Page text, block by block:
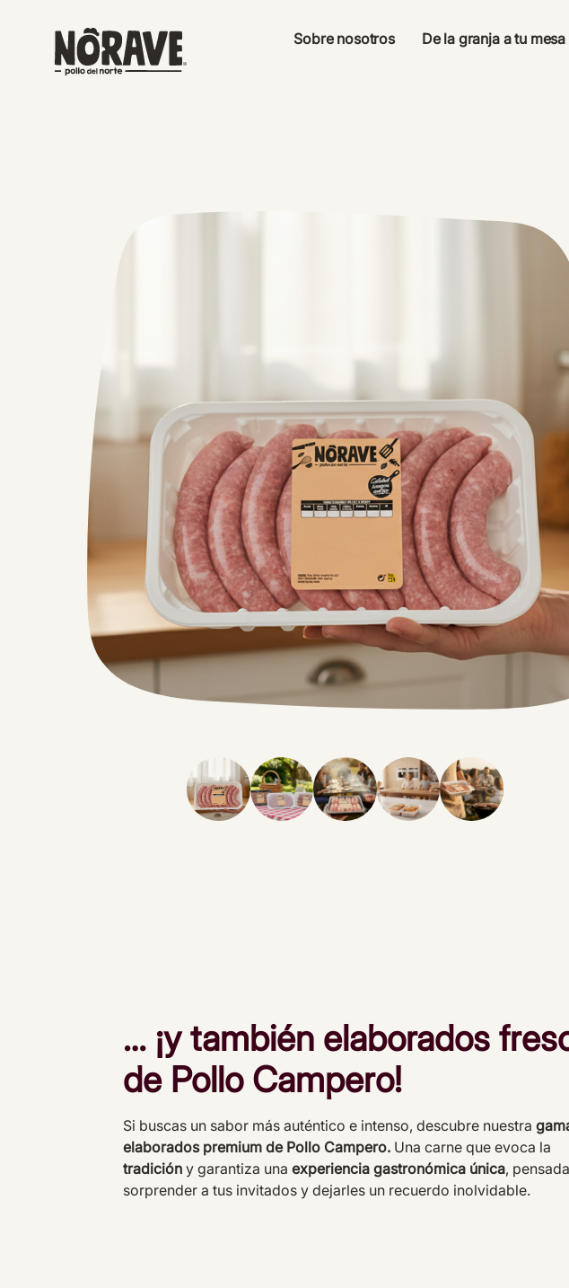
Sobre nosotros De la granja a tu mesa
… ¡y también elaborados
de Pollo Campero!
Si buscas un sabor más auténtico e intenso, descubre nuestra
elaborados premium de Pollo Campero. Una carne que evoca la
tradición y garantiza una experiencia gastronómica única,
sorprender a tus invitados y dejarles un recuerdo inolvidable.